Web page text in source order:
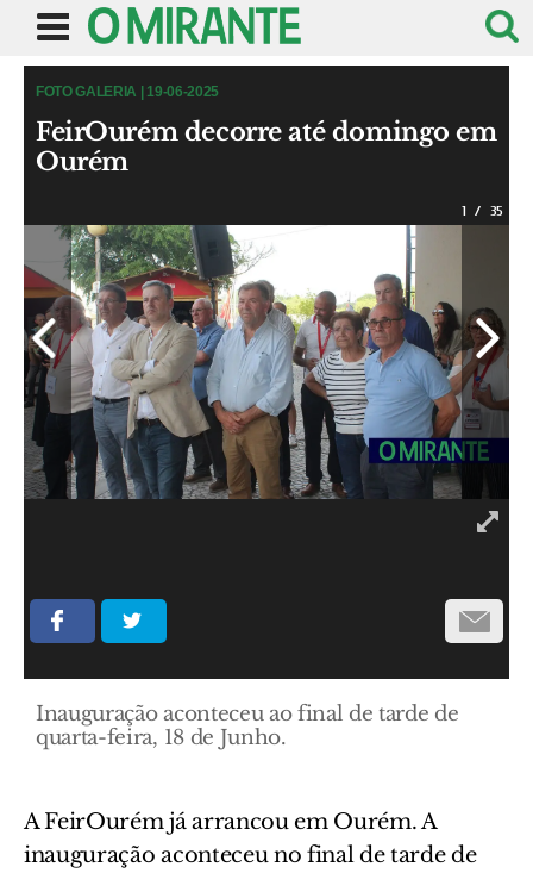
FOTO GALERIA | 19-06-2025
FeirOurém decorre até domingo em
Ourém
1 / 35
Inauguração aconteceu ao final de tarde de
quarta-feira, 18 de Junho.
A FeirOurém já arrancou em Ourém. A
inauguração aconteceu no final de tarde de